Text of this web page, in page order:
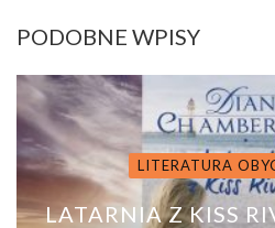
PODOBNE WPISY
LITERATURA
LATARNIA Z KISS